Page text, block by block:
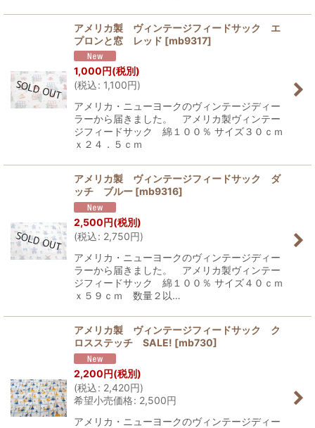
アメリカ製 ヴィンテージフィードサック エ
プロンと窓 レッド [mb9317]
1,000 円(税別)
(税込: 1,100円)
アメリカ・ニューヨークのヴィンテージディー
ラーから届きました。 アメリカ製ヴィンテー
ジフィードサック 綿１００％ サイズ３０ｃｍ
ｘ２４．５ｃｍ
アメリカ製 ヴィンテージフィードサック ダ
ッチ ブルー [mb9316]
2,500円(税別)
(税込: 2,750円)
アメリカ・ニューヨークのヴィンテージディー
ラーから届きました。 アメリカ製ヴィンテー
ジフィードサック 綿１００％ サイズ４０ｃｍ
ｘ５９ｃｍ 数量２以…
アメリカ製 ヴィンテージフィードサック ク
ロスステッチ SALE! [mb730]
2,200円(税別)
(税込: 2,420円)
希望小売価格: 2,500円
アメリカ・ニューヨークのヴィンテージディー